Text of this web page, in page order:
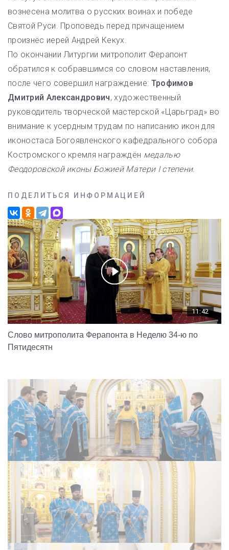
вознесена молитва о русских воинах и победе
Святой Руси. Проповедь перед причащением
произнёс иерей Андрей Кекух.
По окончании Литургии митрополит Ферапонт
обратился к собравшимся со словом наставления,
после чего совершил награждение: Трофимов
Дмитрий Александрович, художественный
руководитель творческой мастерской «Царьград» во
внимание к усердным трудам по написанию икон для
иконостаса Богоявленского кафедрального собора
Костромского кремля награждён медалью
Феодоровской иконы Божией Матери I степени.
ПОДЕЛИТЬСЯ ИНФОРМАЦИЕЙ
11:42
Слово митрополита Ферапонта в Неделю 34-ю по
Пятидесятн